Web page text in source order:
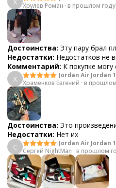
Хрулев Роман · в прошлом году
Достоинства: Эту пару брал
Недостатки: Недостатков не
Комментарий: К покупке
Х
Jordan Air Jordan
Храменков Евгений · в
Достоинства: Это
Недостатки: Нет их
С
Jordan Air Jordan
Сергей NightMan · в прошлом